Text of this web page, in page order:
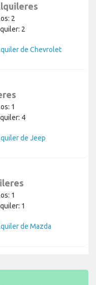
2
2
de Chevrolet
1
4
de Jeep
1
1
de Mazda